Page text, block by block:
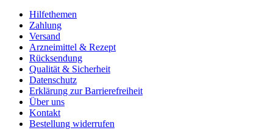
Hilfethemen
Zahlung
Versand
Arzneimittel & Rezept
Rücksendung
Qualität & Sicherheit
Datenschutz
Erklärung zur Barrierefreiheit
Über uns
Kontakt
Bestellung widerrufen